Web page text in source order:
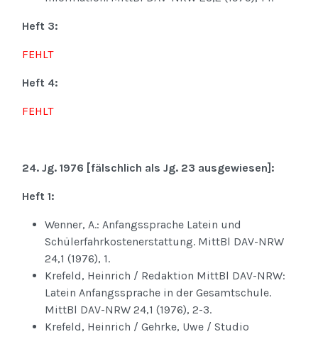
Heft 3:
FEHLT
Heft 4:
FEHLT
24. Jg. 1976 [fälschlich als Jg. 23 ausgewiesen]:
Heft 1:
Wenner, A.: Anfangssprache Latein und
Schülerfahrkostenerstattung. MittBl DAV-NRW
24,1 (1976), 1.
Krefeld, Heinrich / Redaktion MittBl DAV-NRW:
Latein Anfangssprache in der Gesamtschule.
MittBl DAV-NRW 24,1 (1976), 2-3.
Krefeld, Heinrich / Gehrke, Uwe / Studio